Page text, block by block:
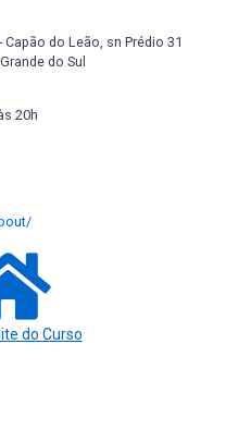
Capão do Leão, sn Prédio 31
do Sul
20h
do Curso